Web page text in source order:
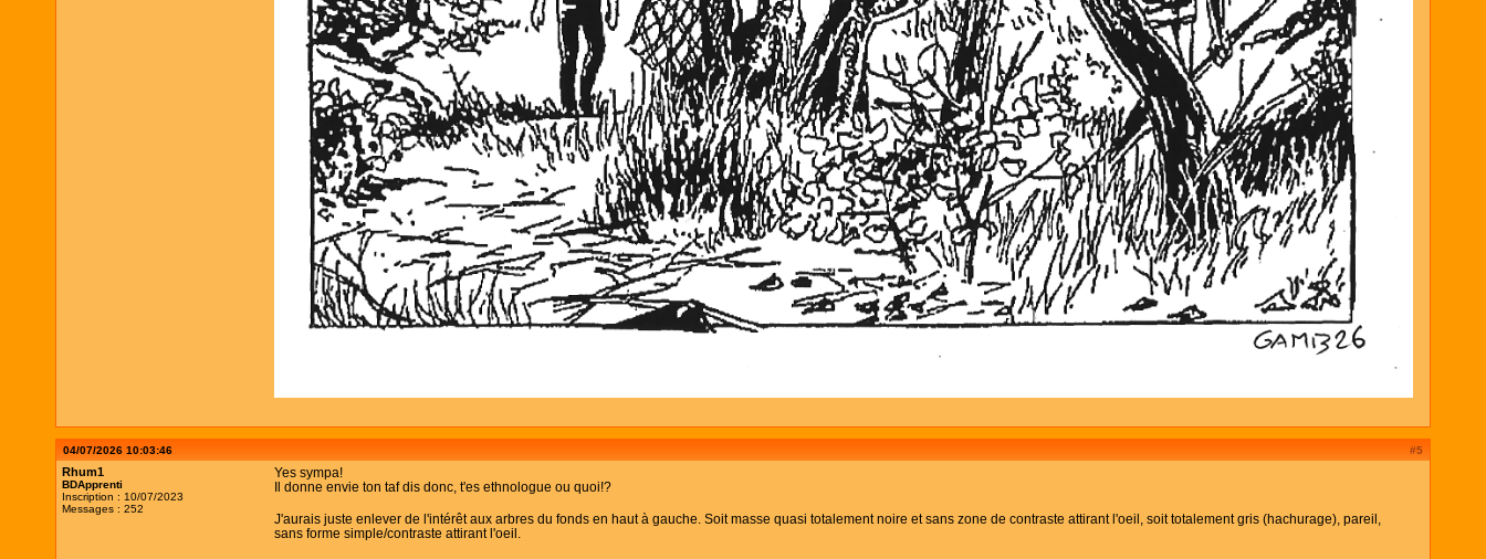
#5
04/07/2026 10:03:46
Rhum1
BDApprenti
Inscription : 10/07/2023
Messages : 252
Yes sympa!
Il donne envie ton taf dis donc, t'es ethnologue ou quoi!?
J'aurais juste enlever de l'intérêt aux arbres du fonds en haut à gauche. Soit masse quasi totalement noire et sans zone de contraste attirant l'oeil, soit totalement gris (hachurage), pareil,
sans forme simple/contraste attirant l'oeil.